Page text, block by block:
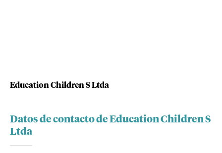
Education Children S Ltda
Datos de contacto de Education Children S
Ltda